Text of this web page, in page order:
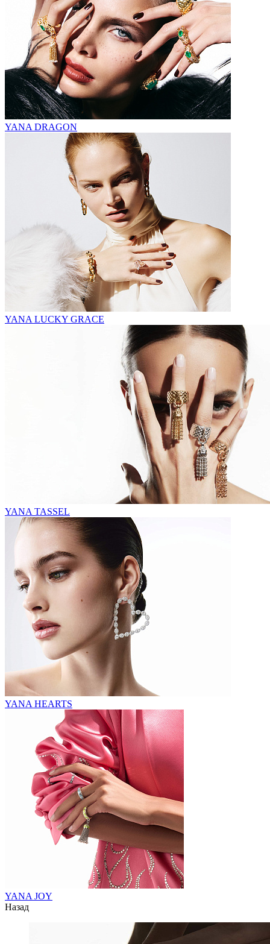
YANA DRAGON
YANA LUCKY GRACE
YANA TASSEL
YANA HEARTS
YANA JOY
Назад